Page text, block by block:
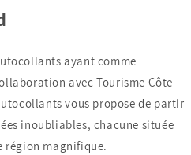
ayant comme
avec Tourisme Côte-
vous propose de partir
inoubliables, chacune située
région magnifique.